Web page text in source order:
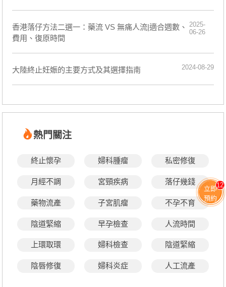
香港落仔方法二選一：藥流 VS 無痛人流|適合週數、
費用、復原時間
2025-
06-26
大陸終止妊娠的主要方式及其選擇指南 2024-08-29
熱門關注
終止懷孕 婦科腫瘤 私密修復
月經不調 宮頸疾病 落仔幾錢
藥物流產 子宮肌瘤 不孕不育
陰道緊縮 早孕檢查 人流時間
上環取環 婦科檢查 陰道緊縮
陰唇修復 婦科炎症 人工流產
立即
預約
12